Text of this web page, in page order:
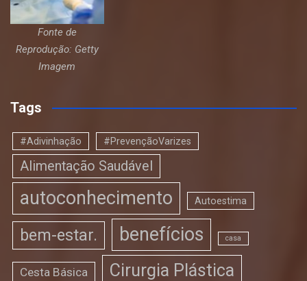
Fonte de
Reprodução: Getty
Imagem
Tags
#Adivinhação #PrevençãoVarizes
Alimentação Saudável
autoconhecimento Autoestima
bem-estar. benefícios casa
Cesta Básica Cirurgia Plástica